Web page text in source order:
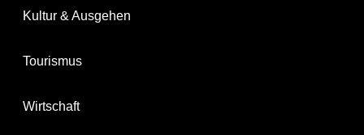
Kultur & Ausgehen
Tourismus
Wirtschaft